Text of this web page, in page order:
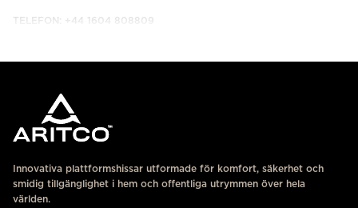
TELEFON: +44 1604 808809
Innovativa plattformshissar utformade för komfort, säkerhet och
smidig tillgänglighet i hem och offentliga utrymmen över hela
världen.